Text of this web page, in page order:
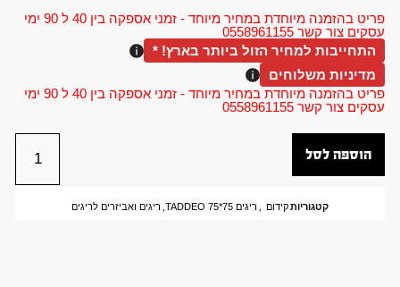
פריט בהזמנה מיוחדת במחיר מיוחד - זמני אספקה בין 40 ל 90 ימי
עסקים צור קשר 0558961155
התחייבות למחיר הזול ביותר בארץ! *
מדיניות משלוחים
פריט בהזמנה מיוחדת במחיר מיוחד - זמני אספקה בין 40 ל 90 ימי
עסקים צור קשר 0558961155
הוספה לסל
קטגוריותקידום , ריגים 75*75 TADDEO , ריגים ואביזרים לריגים